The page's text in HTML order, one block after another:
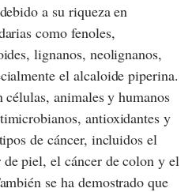
a su riqueza en
como fenoles,
lignanos, neolignanos,
el alcaloide piperina.
animales y humanos
antioxidantes y
de cáncer, incluidos el
de piel, el cáncer de colon y el
se ha demostrado que